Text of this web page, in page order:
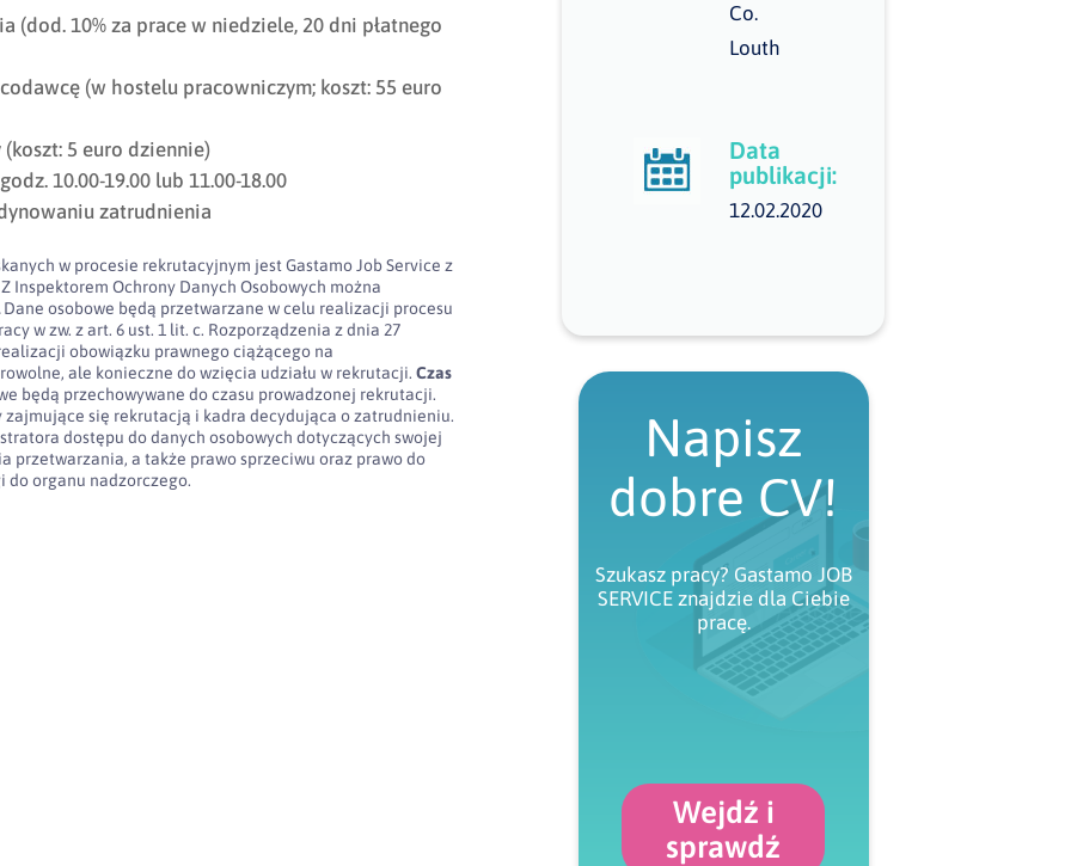
10% za prace w niedziele, 20 dni płatnego
(w hostelu pracowniczym; koszt: 55 euro
5 euro dziennie)
10.00-19.00 lub 11.00-18.00
zatrudnienia
w procesie rekrutacyjnym jest Gastamo Job Service z
Inspektorem Ochrony Danych Osobowych można
Dane osobowe będą przetwarzane w celu realizacji procesu
w zw. z art. 6 ust. 1 lit. c. Rozporządzenia z dnia 27
obowiązku prawnego ciążącego na
ale konieczne do wzięcia udziału w rekrutacji.Czas
będą przechowywane do czasu prowadzonej rekrutacji.
zajmujące się rekrutacją i kadra decydująca o zatrudnieniu.
dostępu do danych osobowych dotyczących swojej
przetwarzania, a także prawo sprzeciwu oraz prawo do
do organu nadzorczego.
Co.
Louth
Data
publikacji:
12.02.2020
Napisz
dobre CV!
Szukasz pracy? Gastamo JOB
SERVICE znajdzie dla Ciebie
pracę.
Wejdź i
sprawdź